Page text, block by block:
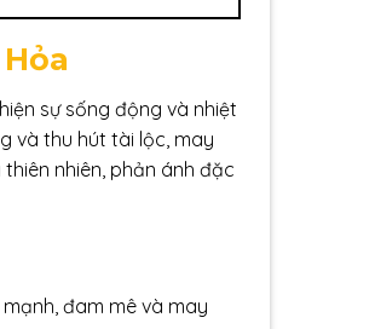
sự sống động và nhiệt
và thu hút tài lộc, may
nhiên, phản ánh đặc
đam mê và may